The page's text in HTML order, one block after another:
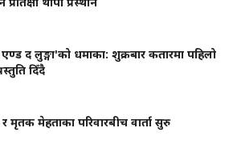
एण्ड द लुङ्गा'को धमाका: शुक्रबार कतारमा पहिलो
दिँदै
मृतक मेहताका परिवारबीच वार्ता सुरु